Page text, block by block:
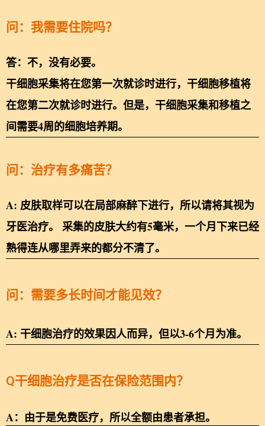
问：我需要住院吗？
答：不，没有必要。
干细胞采集将在您第一次就诊时进行，干细胞移植将
在您第二次就诊时进行。但是，干细胞采集和移植之
间需要4周的细胞培养期。
问：治疗有多痛苦？
A: 皮肤取样可以在局部麻醉下进行，所以请将其视为
牙医治疗。 采集的皮肤大约有5毫米，一个月下来已经
熟得连从哪里弄来的都分不清了。
问：需要多长时间才能见效？
A: 干细胞治疗的效果因人而异，但以3-6个月为准。
Q干细胞治疗是否在保险范围内？
A：由于是免费医疗，所以全额由患者承担。